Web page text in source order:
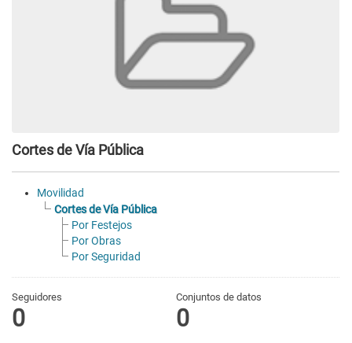
Cortes de Vía Pública
Movilidad
Cortes de Vía Pública
Por Festejos
Por Obras
Por Seguridad
Seguidores
0
Conjuntos de datos
0